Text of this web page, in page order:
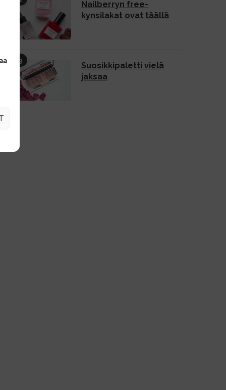
Nailberryn free-
kynsilakat ovat täällä
3
Suosikkipaletti vielä
jaksaa